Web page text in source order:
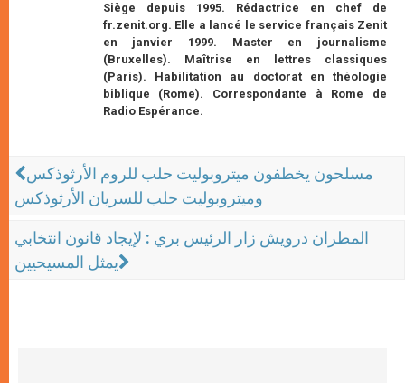
Siège depuis 1995. Rédactrice en chef de
fr.zenit.org. Elle a lancé le service français Zenit
en janvier 1999. Master en journalisme
(Bruxelles). Maîtrise en lettres classiques
(Paris). Habilitation au doctorat en théologie
biblique (Rome). Correspondante à Rome de
Radio Espérance.
مسلحون يخطفون ميتروبوليت حلب للروم الأرثوذكس
وميتروبوليت حلب للسريان الأرثوذكس
المطران درويش زار الرئيس بري : لإيجاد قانون انتخابي
يمثل المسيحيين